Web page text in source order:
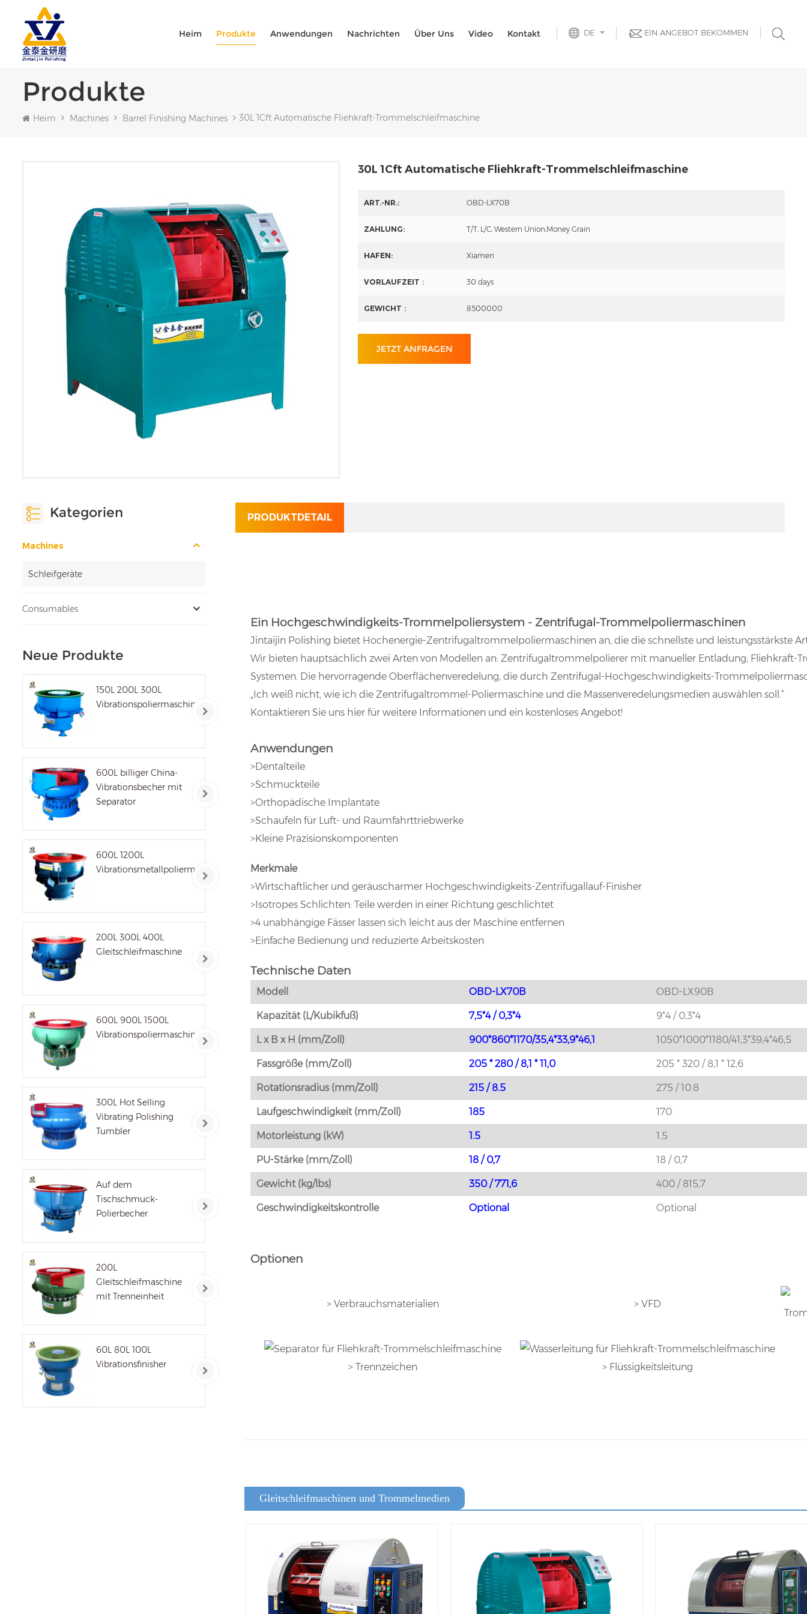
EIN ANGEBOT BEKOMMEN
DE
Heim Produkte Anwendungen Nachrichten Über Uns Video Kontakt
Produkte
Heim Machines Barrel Finishing Machines 30L 1Cft Automatische Fliehkraft-Trommelschleifmaschine
30L 1Cft Automatische Fliehkraft-Trommelschleifmaschine
ART.-NR.: OBD-LX70B
ZAHLUNG: T/T, L/C, Western Union,Money Grain
HAFEN: Xiamen
VORLAUFZEIT： 30 days
GEWICHT： 8500000
JETZT ANFRAGEN
Kategorien
Machines
Schleifgeräte
Consumables
Neue Produkte
150L 200L 300L
Vibrationspoliermaschine
600L billiger China-
Vibrationsbecher mit
Separator
600L 1200L
Vibrationsmetallpoliermaschine
200L 300L 400L
Gleitschleifmaschine
600L 900L 1500L
Vibrationspoliermaschine
300L Hot Selling
Vibrating Polishing
Tumbler
Auf dem
Tischschmuck-
Polierbecher
200L
Gleitschleifmaschine
mit Trenneinheit
60L 80L 100L
Vibrationsfinisher
PRODUKTDETAIL
Ein Hochgeschwindigkeits-Trommelpoliersystem - Zentrifugal-Trommelpoliermaschinen
Jintaijin Polishing bietet Hochenergie-Zentrifugaltrommelpoliermaschinen an, die die schnellste und leistungsstärkste
Wir bieten hauptsächlich zwei Arten von Modellen an: Zentrifugaltrommelpolierer mit manueller Entladung; Fliehkraft-
Systemen. Die hervorragende Oberflächenveredelung, die durch Zentrifugal-Hochgeschwindigkeits-
„Ich weiß nicht, wie ich die Zentrifugaltrommel-Poliermaschine und die Massenveredelungsmedien auswählen soll.“
Kontaktieren Sie uns hier für weitere Informationen und ein kostenloses Angebot!
Anwendungen
>Dentalteile
>Schmuckteile
>Orthopädische Implantate
>Schaufeln für Luft- und Raumfahrttriebwerke
>Kleine Präzisionskomponenten
Merkmale
>Wirtschaftlicher und geräuscharmer Hochgeschwindigkeits-Zentrifugallauf-Finisher
>Isotropes Schlichten: Teile werden in einer Richtung geschlichtet
>4 unabhängige Fässer lassen sich leicht aus der Maschine entfernen
>Einfache Bedienung und reduzierte Arbeitskosten
Technische Daten
Modell OBD-LX70B OBD-LX90B
Kapazität (L/Kubikfuß) 7,5*4 / 0,3*4 9*4 / 0,3*4
L x B x H (mm/Zoll) 900*860*1170/35,4*33,9*46,1 1050*1000*1180/41,3*39,4*46,5
Fassgröße (mm/Zoll) 205 * 280 / 8,1 * 11,0 205 * 320 / 8,1 * 12,6
Rotationsradius (mm/Zoll) 215 / 8.5 275 / 10.8
Laufgeschwindigkeit (mm/Zoll) 185 170
Motorleistung (kW) 1.5 1.5
PU-Stärke (mm/Zoll) 18 / 0,7 18 / 0,7
Gewicht (kg/lbs) 350 / 771,6 400 / 815,7
Geschwindigkeitskontrolle Optional Optional
Optionen
> Verbrauchsmaterialien > VFD
> Trennzeichen > Flüssigkeitsleitung
Gleitschleifmaschinen und Trommelmedien